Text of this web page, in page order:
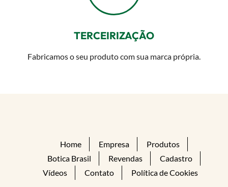
TERCEIRIZAÇÃO
Fabricamos o seu produto com sua marca própria.
Home Empresa
Produtos
Botica Brasil
Revendas
Cadastro
Vídeos
Contato Política de Cookies